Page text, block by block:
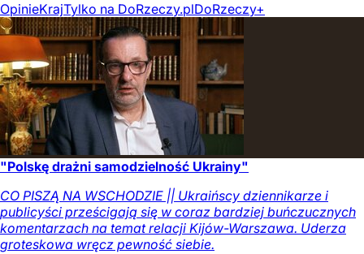
OpinieKrajTylko na DoRzeczy.plDoRzeczy+
"Polskę drażni samodzielność Ukrainy"
CO PISZĄ NA WSCHODZIE || Ukraińscy dziennikarze i
publicyści prześcigają się w coraz bardziej buńczucznych
komentarzach na temat relacji Kijów-Warszawa. Uderza
groteskowa wręcz pewność siebie.